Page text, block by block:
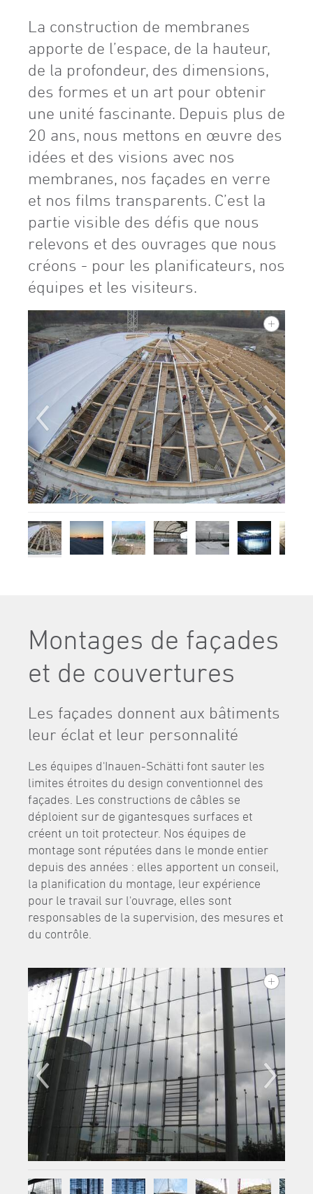
La construction de membranes
apporte de l’espace, de la hauteur,
de la profondeur, des dimensions,
des formes et un art pour obtenir
une unité fascinante. Depuis plus de
20 ans, nous mettons en œuvre des
idées et des visions avec nos
membranes, nos façades en verre
et nos films transparents. C’est la
partie visible des défis que nous
relevons et des ouvrages que nous
créons - pour les planificateurs, nos
équipes et les visiteurs.
Montages de façades
et de couvertures
Les façades donnent aux bâtiments
leur éclat et leur personnalité
Les équipes d'Inauen-Schätti font sauter les
limites étroites du design conventionnel des
façades. Les constructions de câbles se
déploient sur de gigantesques surfaces et
créent un toit protecteur. Nos équipes de
montage sont réputées dans le monde entier
depuis des années : elles apportent un conseil,
la planification du montage, leur expérience
pour le travail sur l'ouvrage, elles sont
responsables de la supervision, des mesures et
du contrôle.